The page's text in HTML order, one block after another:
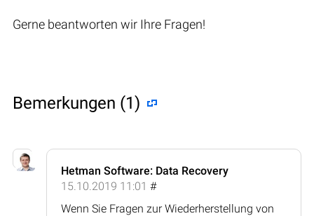
Gerne beantworten wir Ihre Fragen!
Bemerkungen (1)
Hetman Software: Data Recovery
15.10.2019 11:01 #
Wenn Sie Fragen zur Wiederherstellung von